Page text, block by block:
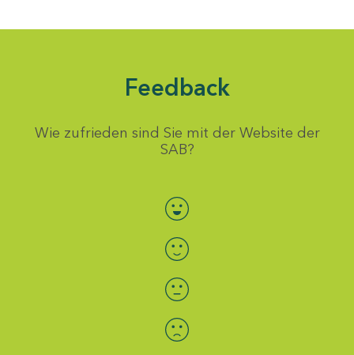
Feedback
Wie zufrieden sind Sie mit der Website der
SAB?
Bewertung auswählen